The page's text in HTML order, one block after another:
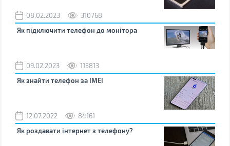
08.02.2023
310768
Як підключити телефон до монітора
09.02.2023
115813
Як знайти телефон за IMEI
12.07.2022
84161
Як роздавати інтернет з телефону?